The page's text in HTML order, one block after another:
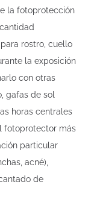
la fotoprotección
rostro, cuello
la exposición
con otras
gafas de sol
horas centrales
fotoprotector más
particular
acné),
de